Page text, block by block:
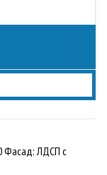
Фасад: ЛДСП с